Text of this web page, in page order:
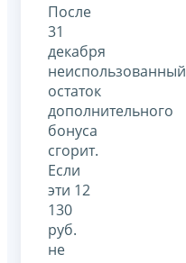
После
31
декабря
неиспользованный
остаток
дополнительного
бонуса
сгорит.
Если
эти 12
130
руб.
не